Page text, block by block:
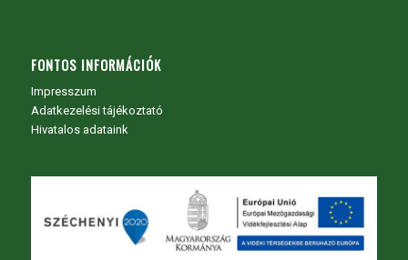
FONTOS INFORMÁCIÓK
Impresszum
Adatkezelési tájékoztató
Hivatalos adataink